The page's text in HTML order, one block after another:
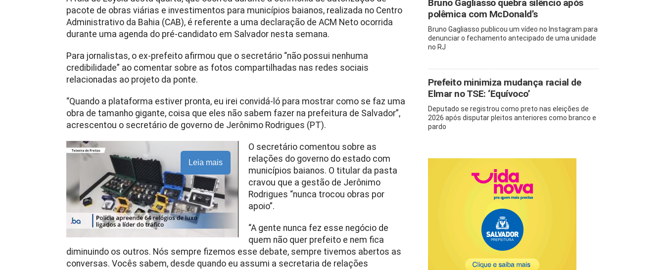
pacote de obras viárias e investimentos para municípios baianos, realizada no Centro
Administrativo da Bahia (CAB), é referente a uma declaração de ACM Neto ocorrida
durante uma agenda do pré-candidato em Salvador nesta semana.
Para jornalistas, o ex-prefeito afirmou que o secretário “não possui nenhuma
credibilidade” ao comentar sobre as fotos compartilhadas nas redes sociais
relacionadas ao projeto da ponte.
“Quando a plataforma estiver pronta, eu irei convidá-ló para mostrar como se faz uma
obra de tamanho gigante, coisa que eles não sabem fazer na prefeitura de Salvador”,
acrescentou o secretário de governo de Jerônimo Rodrigues (PT).
Leia mais
O secretário comentou sobre as
relações do governo do estado com
municípios baianos. O titular da pasta
cravou que a gestão de Jerônimo
Rodrigues “nunca trocou obras por
apoio”.
“A gente nunca fez esse negócio de
quem não quer prefeito e nem fica
diminuindo os outros. Nós sempre fizemos esse debate, sempre tivemos abertos as
conversas. Vocês sabem, desde quando eu assumi a secretaria de relações
Bruno Gagliasso quebra silêncio após
polêmica com McDonald’s
Bruno Gagliasso publicou um vídeo no Instagram para
denunciar o fechamento antecipado de uma unidade
no RJ
Prefeito minimiza mudança racial de
Elmar no TSE: ‘Equívoco’
Deputado se registrou como preto nas eleições de
2026 após disputar pleitos anteriores como branco e
pardo